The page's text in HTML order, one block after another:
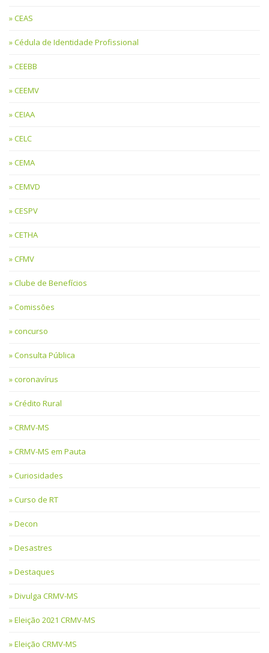
CEAS
Cédula de Identidade Profissional
CEEBB
CEEMV
CEIAA
CELC
CEMA
CEMVD
CESPV
CETHA
CFMV
Clube de Benefícios
Comissões
concurso
Consulta Pública
coronavírus
Crédito Rural
CRMV-MS
CRMV-MS em Pauta
Curiosidades
Curso de RT
Decon
Desastres
Destaques
Divulga CRMV-MS
Eleição 2021 CRMV-MS
Eleição CRMV-MS